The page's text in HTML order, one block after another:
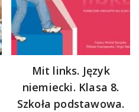
Mit links. Język
niemiecki. Klasa 8.
Szkoła podstawowa.